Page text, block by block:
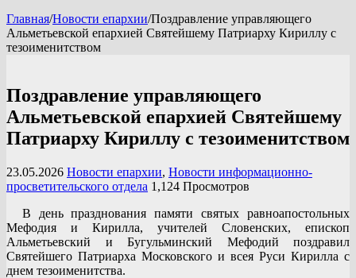
Главная/Новости епархии/Поздравление управляющего
Альметьевской епархией Святейшему Патриарху Кириллу с
тезоименитством
Поздравление управляющего
Альметьевской епархией Святейшему
Патриарху Кириллу с тезоименитством
23.05.2026 Новости епархии, Новости информационно-
просветительского отдела 1,124 Просмотров
В день празднования памяти святых равноапостольных
Мефодия и Кирилла, учителей Словенских, епископ
Альметьевский и Бугульминский Мефодий поздравил
Святейшего Патриарха Московского и всея Руси Кирилла с
днем тезоименитства.